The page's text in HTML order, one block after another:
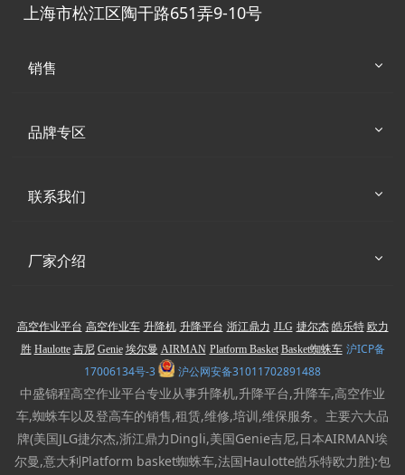
上海市松江区陶干路651弄9-10号
销售
品牌专区
联系我们
厂家介绍
高空作业平台 高空作业车 升降机 升降平台 浙江鼎力 JLG 捷尔杰 皓乐特 欧力
胜 Haulotte 吉尼 Genie 埃尔曼 AIRMAN Platform Basket Basket蜘蛛车 沪ICP备
17006134号-3
沪公网安备31011702891488
中盛锦程高空作业平台专业从事升降机,升降平台,升降车,高空作业
车,蜘蛛车以及登高车的销售,租赁,维修,培训,维保服务。主要六大品
牌(美国JLG捷尔杰,浙江鼎力Dingli,美国Genie吉尼,日本AIRMAN埃
尔曼,意大利Platform basket蜘蛛车,法国Haulotte皓乐特欧力胜):包